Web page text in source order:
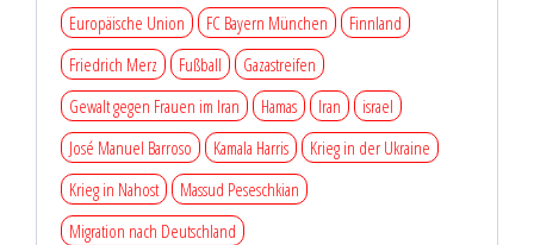
Europäische Union
FC Bayern München
Finnland
Friedrich Merz
Fußball
Gazastreifen
Gewalt gegen Frauen im Iran
Hamas Iran
israel
José Manuel Barroso
Kamala Harris
Krieg in der Ukraine
Krieg in Nahost
Massud Peseschkian
Migration nach Deutschland